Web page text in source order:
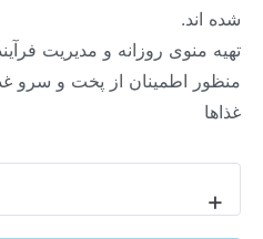
روزانه و مدیریت فرآیند پخت و
از پخت و سرو غذا به صورت